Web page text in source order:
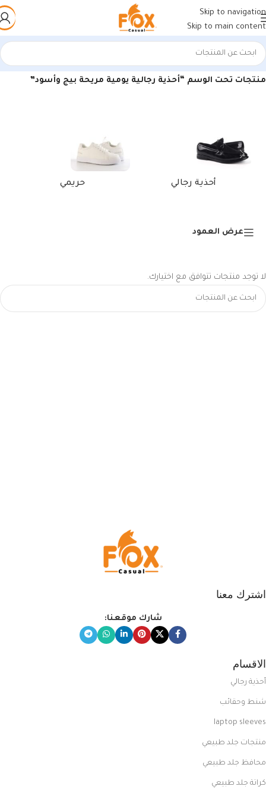
Skip to navigation
Skip to main content
الرئيسية/
منتجات تحت الوسم “أحذية رجالية يومية مريحة بيج وأسود”
أحذية رجالي حريمي
عرض العمود
لا توجد منتجات تتوافق مع اختيارك.
اشترك معنا
شارك موقعنا:
الاقسام
أحذية رجالي
شنط وحقائب
laptop sleeves
منتجات جلد طبيعي
محافظ جلد طبيعي
كراتة جلد طبيعي